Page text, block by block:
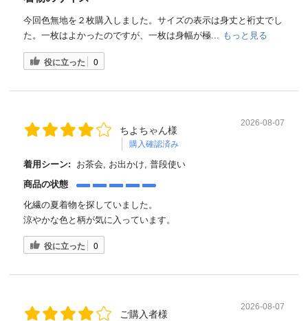
今回色無地を２枚購入しました。サイズの表示は身丈と裄丈でし
た。一枚はよかったのですが、一枚は身幅が極... もっと見る
役に立った 0
ちよちゃん様
購入確認済み
2026-08-07
着用シーン:
お茶会, お出かけ, 普段使い
商品の状態
化繊の夏着物を探していました。
涼やかな色と柄が気に入っています。
役に立った 0
ご購入者様
2026-08-07